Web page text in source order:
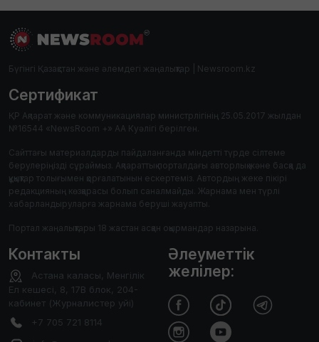
Бүгінгі Қазақстан және әлемдегі жаңалықтар | Newsroom.kz
Сертификат
ҚР Ақпарат және коммуникациялар министрлігінің 25.05.2017 жылдан
№16544 «NewsRoom +» АА Куәлігі берілген.
Сайттағы материалдарды пайдаланғанда міндетті түрде сілтеме
берулеріңізді сұраймыз. Ақпараттық порталдағы авторлық және басқа да
құқықтар толығымен қорғалатынын ескертеміз. Автордың жеке пікірі
редакцияның көзқарасы болып саналмайды. Жарнама мен түрлі
хабарландыруларға жарнама беруші жауапты.
Портал жаңалықтары 18 жастан асқан оқырмандар назарына.
Контакты
Астана каласы, Менгілік
Ел кешесі, 8, 17В блок, 204-
кабинет (Журналистер уйі)
+7 705 721 8114
Әлеуметтік
желілер: